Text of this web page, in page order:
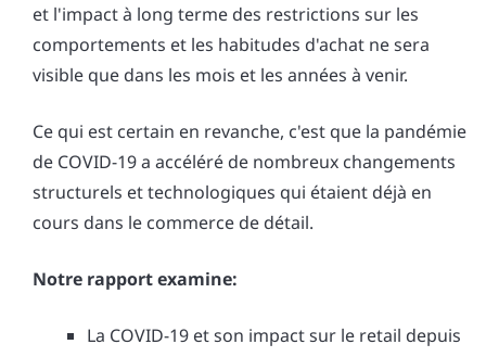
et l'impact à long terme des restrictions sur les
comportements et les habitudes d'achat ne sera
visible que dans les mois et les années à venir.
Ce qui est certain en revanche, c'est que la pandémie
de COVID-19 a accéléré de nombreux changements
structurels et technologiques qui étaient déjà en
cours dans le commerce de détail.
Notre rapport examine:
La COVID-19 et son impact sur le retail depuis